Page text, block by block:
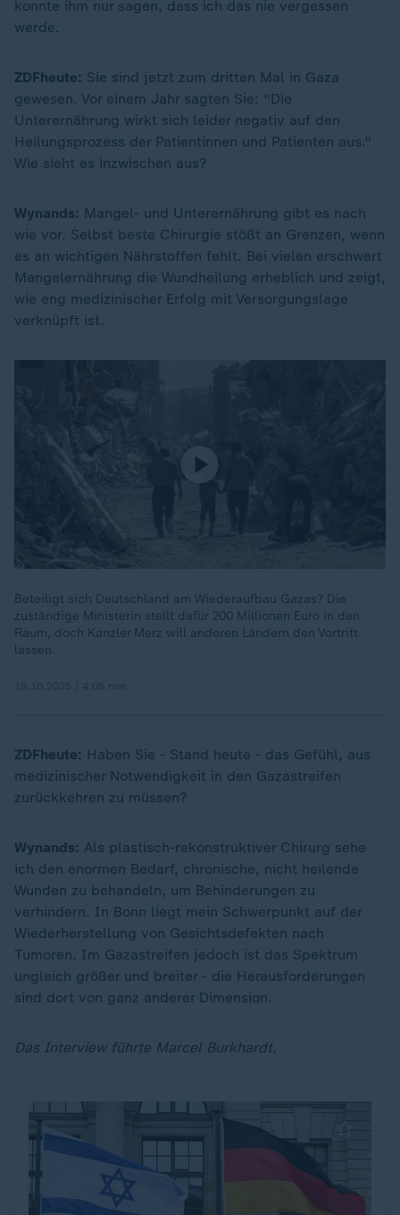
konnte ihm nur sagen, dass ich das nie vergessen
werde.
ZDFheute: Sie sind jetzt zum dritten Mal in Gaza
gewesen. Vor einem Jahr sagten Sie: "Die
Unterernährung wirkt sich leider negativ auf den
Heilungsprozess der Patientinnen und Patienten aus."
Wie sieht es inzwischen aus?
Wynands: Mangel- und Unterernährung gibt es nach
wie vor. Selbst beste Chirurgie stößt an Grenzen, wenn
es an wichtigen Nährstoffen fehlt. Bei vielen erschwert
Mangelernährung die Wundheilung erheblich und zeigt,
wie eng medizinischer Erfolg mit Versorgungslage
verknüpft ist.
Beteiligt sich Deutschland am Wiederaufbau Gazas? Die
zuständige Ministerin stellt dafür 200 Millionen Euro in den
Raum, doch Kanzler Merz will anderen Ländern den Vortritt
lassen.
ZDFheute: Haben Sie - Stand heute - das Gefühl, aus
medizinischer Notwendigkeit in den Gazastreifen
zurückkehren zu müssen?
Wynands: Als plastisch-rekonstruktiver Chirurg sehe
ich den enormen Bedarf, chronische, nicht heilende
Wunden zu behandeln, um Behinderungen zu
verhindern. In Bonn liegt mein Schwerpunkt auf der
Wiederherstellung von Gesichtsdefekten nach
Tumoren. Im Gazastreifen jedoch ist das Spektrum
ungleich größer und breiter - die Herausforderungen
sind dort von ganz anderer Dimension.
Das Interview führte Marcel Burkhardt.